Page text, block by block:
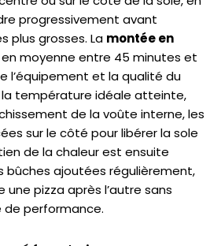
progressivement avant
plus grosses. La montée en
moyenne entre 45 minutes et
l’équipement et la qualité du
la température idéale atteinte,
de la voûte interne, les
sur le côté pour libérer la sole
de la chaleur est ensuite
bûches ajoutées régulièrement,
pizza après l’autre sans
performance.